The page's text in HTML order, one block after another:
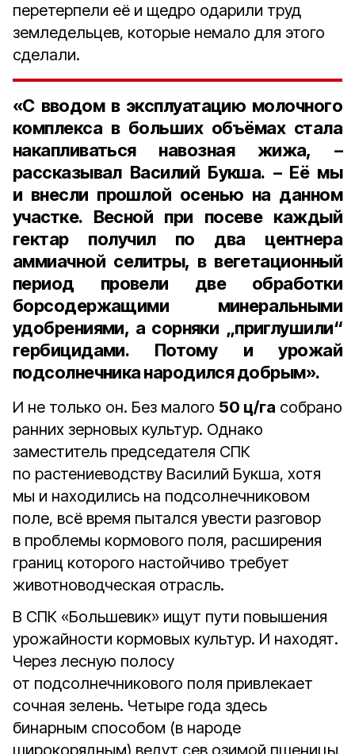
перетерпели её и щедро одарили труд
земледельцев, которые немало для этого
сделали.
«С вводом в эксплуатацию молочного
комплекса в больших объёмах стала
накапливаться навозная жижа, –
рассказывал Василий Букша. – Её мы
и внесли прошлой осенью на данном
участке. Весной при посеве каждый
гектар получил по два центнера
аммиачной селитры, в вегетационный
период провели две обработки
борсодержащими минеральными
удобрениями, а сорняки „приглушили“
гербицидами. Потому и урожай
подсолнечника народился добрым».
И не только он. Без малого 50 ц/га собрано
ранних зерновых культур. Однако
заместитель председателя СПК
по растениеводству Василий Букша, хотя
мы и находились на подсолнечниковом
поле, всё время пытался увести разговор
в проблемы кормового поля, расширения
границ которого настойчиво требует
животноводческая отрасль.
В СПК «Большевик» ищут пути повышения
урожайности кормовых культур. И находят.
Через лесную полосу
от подсолнечникового поля привлекает
сочная зелень. Четыре года здесь
бинарным способом (в народе
широкорядным) ведут сев озимой пшеницы